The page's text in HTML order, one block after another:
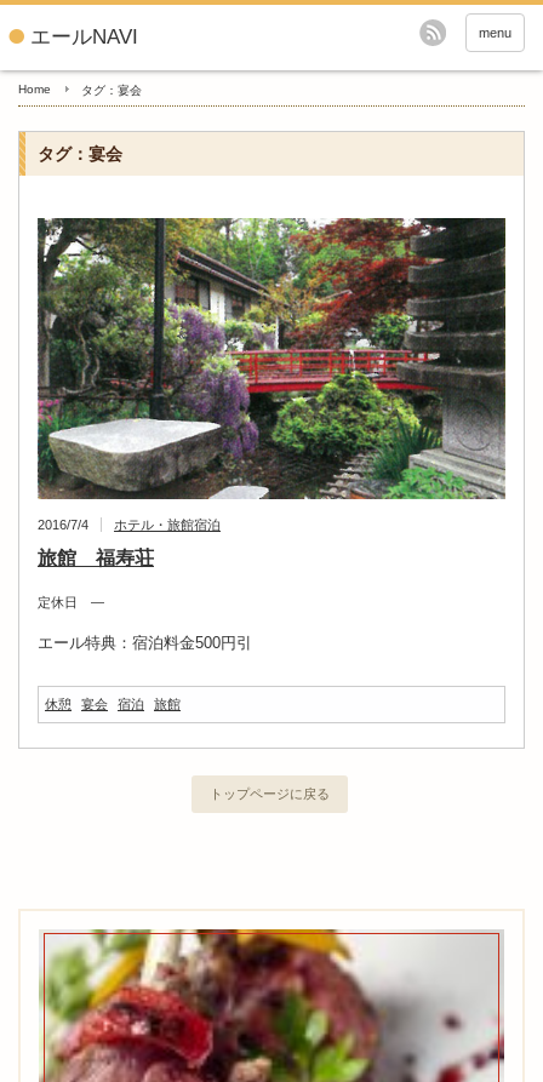
エールNAVI menu
Home タグ：宴会
タグ：宴会
2016/7/4 ホテル・旅館宿泊
旅館 福寿荘
定休日 ―
エール特典：宿泊料金500円引
休憩 宴会 宿泊 旅館
トップページに戻る